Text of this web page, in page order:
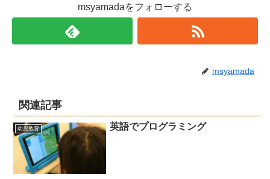
msyamadaをフォローする
msyamada
関連記事
幼児教育 英語でプログラミング